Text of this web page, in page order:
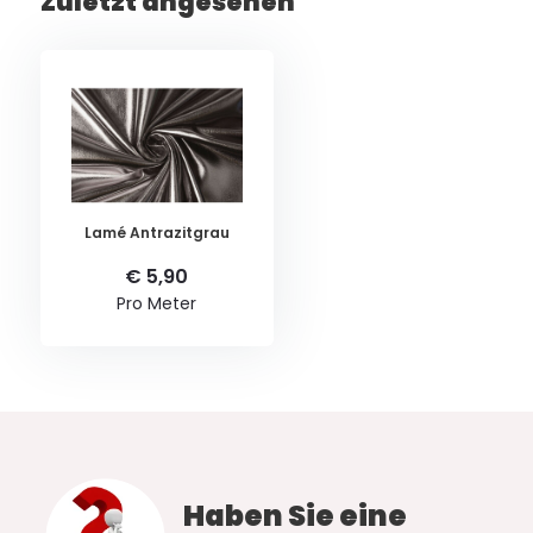
Lamé Antrazitgrau
€ 5,90
Pro Meter
Haben Sie eine